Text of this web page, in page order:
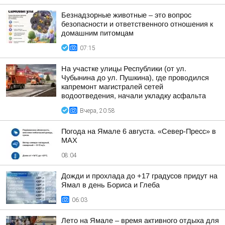
Безнадзорные животные – это вопрос
безопасности и ответственного отношения к
домашним питомцам
07:15
На участке улицы Республики (от ул.
Чубынина до ул. Пушкина), где проводился
капремонт магистралей сетей
водоотведения, начали укладку асфальта
Вчера, 20:58
Погода на Ямале 6 августа. «Север-Пресс» в
MAX
08:04
Дожди и прохлада до +17 градусов придут на
Ямал в день Бориса и Глеба
06:03
Лето на Ямале – время активного отдыха для